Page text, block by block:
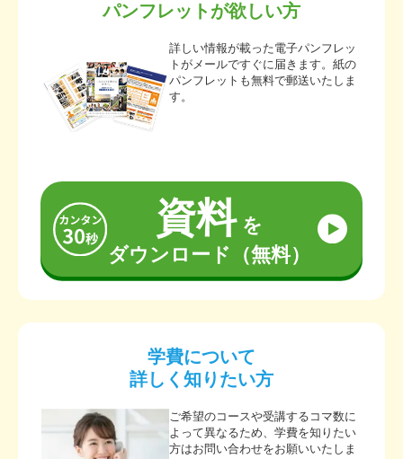
パンフレットが欲しい方
詳しい情報が載った電子パンフレッ
トがメールですぐに届きます。紙の
パンフレットも無料で郵送いたしま
す。
資料を
ダウンロード（無料）
学費について
詳しく知りたい方
ご希望のコースや受講するコマ数に
よって異なるため、学費を知りたい
方はお問い合わせをお願いいたしま